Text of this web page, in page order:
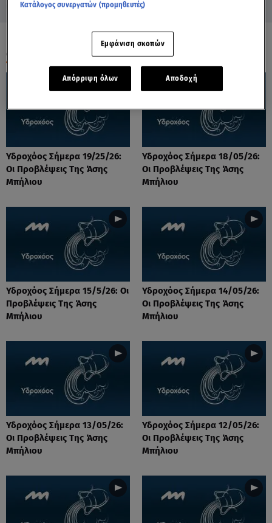
ΟΛΑ ΤΑ ΒΙΝΤΕΟ
Υδροχόος Σήμερα 19/25/26:
Οι Προβλέψεις Της Άσης
Μπήλιου
Υδροχόος Σήμερα 18/05/26:
Οι Προβλέψεις Της Άσης
Μπήλιου
Υδροχόος Σήμερα 15/5/26: Οι
Προβλέψεις Της Άσης
Μπήλιου
Υδροχόος Σήμερα 14/05/26:
Οι Προβλέψεις Της Άσης
Μπήλιου
Υδροχόος Σήμερα 13/05/26:
Οι Προβλέψεις Της Άσης
Μπήλιου
Υδροχόος Σήμερα 12/05/26:
Οι Προβλέψεις Της Άσης
Μπήλιου
Κατάλογος συνεργατών (προμηθευτές)
Εμφάνιση σκοπών
Απόρριψη όλων Αποδοχή